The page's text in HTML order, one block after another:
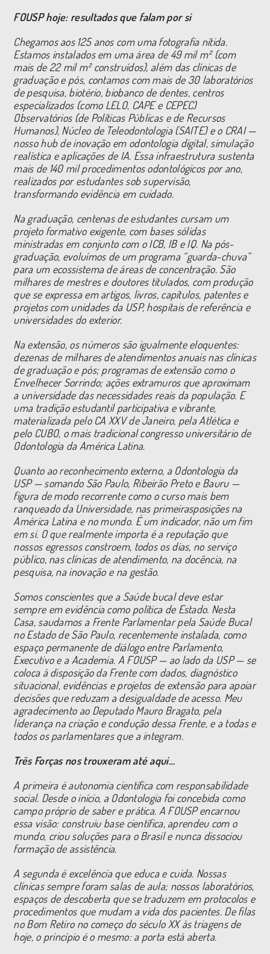
FOUSP hoje: resultados que falam por si
Chegamos aos 125 anos com uma fotografia nítida.
Estamos instalados em uma área de 49 mil m² (com
mais de 22 mil m² construídos), além das clínicas de
graduação e pós, contamos com mais de 30 laboratórios
de pesquisa, biotério, biobanco de dentes, centros
especializados (como LELO, CAPE e CEPEC)
Observatórios (de Políticas Públicas e de Recursos
Humanos), Núcleo de Teleodontologia (SAITE) e o CRAI —
nosso hub de inovação em odontologia digital, simulação
realística e aplicações de IA. Essa infraestrutura sustenta
mais de 140 mil procedimentos odontológicos por ano,
realizados por estudantes sob supervisão,
transformando evidência em cuidado.
Na graduação, centenas de estudantes cursam um
projeto formativo exigente, com bases sólidas
ministradas em conjunto com o ICB, IB e IQ. Na pós-
graduação, evoluímos de um programa “guarda-chuva”
para um ecossistema de áreas de concentração. São
milhares de mestres e doutores titulados, com produção
que se expressa em artigos, livros, capítulos, patentes e
projetos com unidades da USP, hospitais de referência e
universidades do exterior.
Na extensão, os números são igualmente eloquentes:
dezenas de milhares de atendimentos anuais nas clínicas
de graduação e pós; programas de extensão como o
Envelhecer Sorrindo; ações extramuros que aproximam
a universidade das necessidades reais da população. E
uma tradição estudantil participativa e vibrante,
materializada pelo CA XXV de Janeiro, pela Atlética e
pelo CUBO, o mais tradicional congresso universitário de
Odontologia da América Latina.
Quanto ao reconhecimento externo, a Odontologia da
USP — somando São Paulo, Ribeirão Preto e Bauru —
figura de modo recorrente como o curso mais bem
ranqueado da Universidade, nas primeirasposições na
América Latina e no mundo. É um indicador, não um fim
em si. O que realmente importa é a reputação que
nossos egressos constroem, todos os dias, no serviço
público, nas clínicas de atendimento, na docência, na
pesquisa, na inovação e na gestão.
Somos conscientes que a Saúde bucal deve estar
sempre em evidência como política de Estado. Nesta
Casa, saudamos a Frente Parlamentar pela Saúde Bucal
no Estado de São Paulo, recentemente instalada, como
espaço permanente de diálogo entre Parlamento,
Executivo e a Academia. A FOUSP — ao lado da USP — se
coloca à disposição da Frente com dados, diagnóstico
situacional, evidências e projetos de extensão para apoiar
decisões que reduzam a desigualdade de acesso. Meu
agradecimento ao Deputado Mauro Bragato, pela
liderança na criação e condução dessa Frente, e a todas e
todos os parlamentares que a integram.
Três Forças nos trouxeram até aqui…
A primeira é autonomia científica com responsabilidade
social. Desde o início, a Odontologia foi concebida como
campo próprio de saber e prática. A FOUSP encarnou
essa visão: construiu base científica, aprendeu com o
mundo, criou soluções para o Brasil e nunca dissociou
formação de assistência.
A segunda é excelência que educa e cuida. Nossas
clínicas sempre foram salas de aula; nossos laboratórios,
espaços de descoberta que se traduzem em protocolos e
procedimentos que mudam a vida dos pacientes. De filas
no Bom Retiro no começo do século XX às triagens de
hoje, o princípio é o mesmo: a porta está aberta.